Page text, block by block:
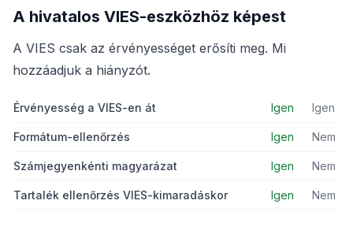
A hivatalos VIES-eszközhöz képest
A VIES csak az érvényességet erősíti meg. Mi
hozzáadjuk a hiányzót.
Érvényesség a VIES-en át Igen Igen
Formátum-ellenőrzés Igen Nem
Számjegyenkénti magyarázat Igen Nem
Tartalék ellenőrzés VIES-kimaradáskor Igen Nem